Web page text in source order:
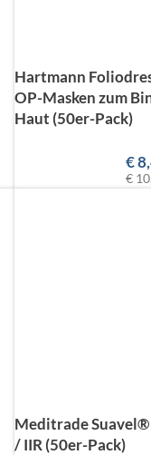
Hartmann
OP-Masken zum
Haut (50er-Pack)
€
€
Meditrade Suavel®
/ IIR (50er-Pack)